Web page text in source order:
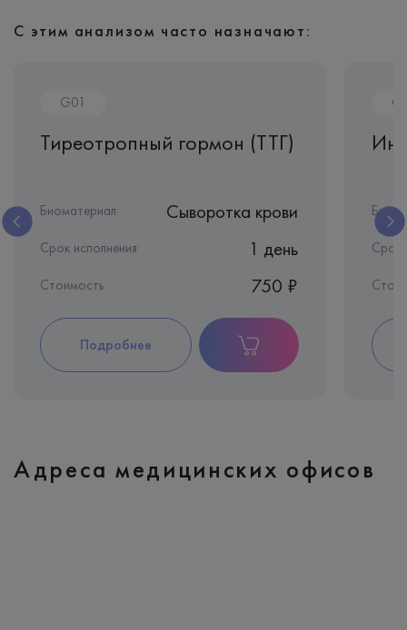
С этим анализом часто назначают:
G01
Тиреотропный гормон (ТТГ)
Биоматериал: Сыворотка крови
Срок исполнения: 1 день
Стоимость 750 ₽
Подробнее
Срок
Адреса медицинских офисов